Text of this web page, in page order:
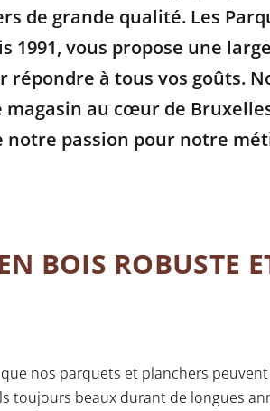
de grande qualité. Les
vous propose une
à tous vos goûts.
au cœur de
passion pour notre
BOIS ROBUSTE
nos parquets et planchers
toujours beaux durant de longues